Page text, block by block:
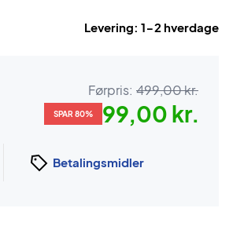
Levering: 1-2 hverdage
Førpris: 499,00 kr.
SPAR 80% 99,00 kr.
Betalingsmidler